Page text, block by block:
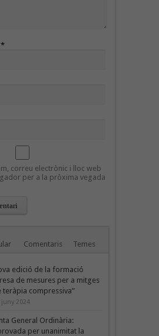
*
correu electrònic i lloc web
per a la pròxima vegada
Comentaris Temes
edició de la formació
de mesures per a mitges
teràpia compressiva”
juny 2024
General Ordinària:
per unanimitat la